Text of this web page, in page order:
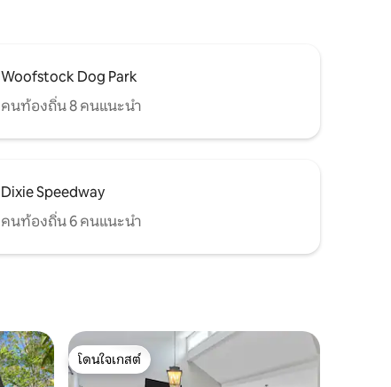
Woofstock Dog Park
คนท้องถิ่น 8 คนแนะนำ
Dixie Speedway
คนท้องถิ่น 6 คนแนะนำ
โดนใจเกสต์
โดนใจเกสต์